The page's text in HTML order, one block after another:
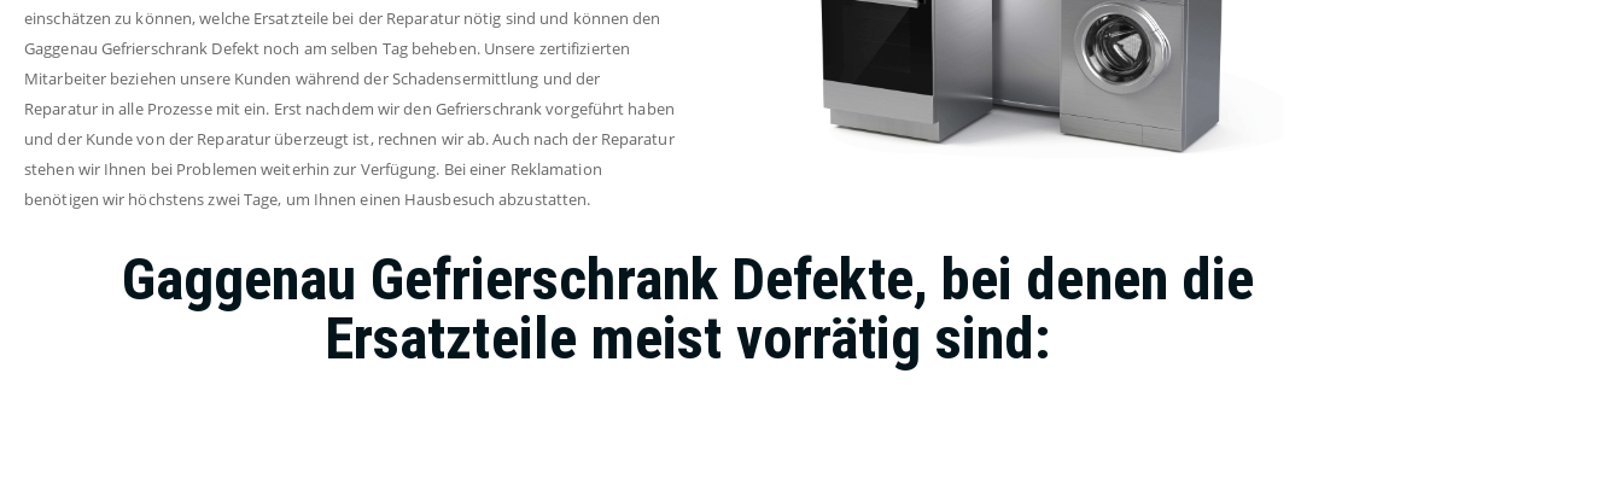
einschätzen zu können, welche Ersatzteile bei der Reparatur nötig sind und können den
Gaggenau Gefrierschrank Defekt noch am selben Tag beheben. Unsere zertifizierten
Mitarbeiter beziehen unsere Kunden während der Schadensermittlung und der
Reparatur in alle Prozesse mit ein. Erst nachdem wir den Gefrierschrank vorgeführt haben
und der Kunde von der Reparatur überzeugt ist, rechnen wir ab. Auch nach der Reparatur
stehen wir Ihnen bei Problemen weiterhin zur Verfügung. Bei einer Reklamation
benötigen wir höchstens zwei Tage, um Ihnen einen Hausbesuch abzustatten.
Gaggenau Gefrierschrank Defekte, bei denen die
Ersatzteile meist vorrätig sind: